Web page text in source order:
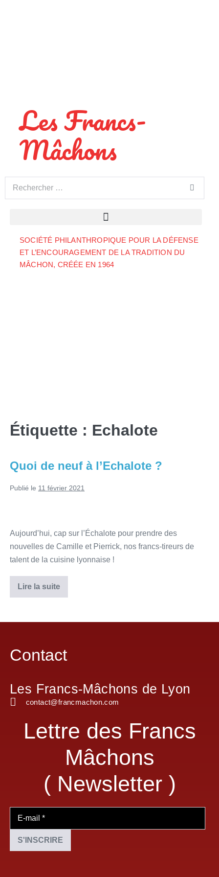
Les Francs-
Mâchons
SOCIÉTÉ PHILANTHROPIQUE POUR LA DÉFENSE
ET L’ENCOURAGEMENT DE LA TRADITION DU
MÂCHON, CRÉÉE EN 1964
Étiquette : Echalote
Quoi de neuf à l’Echalote ?
Publié le 11 février 2021
Aujourd’hui, cap sur l’Échalote pour prendre des
nouvelles de Camille et Pierrick, nos francs-tireurs de
talent de la cuisine lyonnaise !
Lire la suite
Contact
Les Francs-Mâchons de Lyon
contact@francmachon.com
Lettre des Francs
Mâchons
( Newsletter )